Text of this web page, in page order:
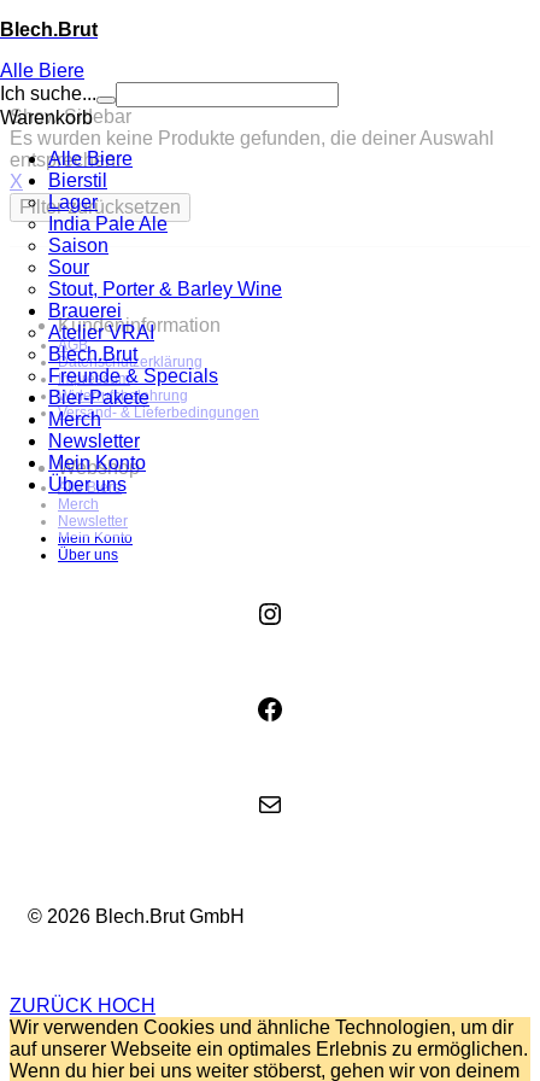
Blech.Brut
Alle Biere
Ich suche...
Warenkorb
Alle Biere
Bierstil
Lager
India Pale Ale
Saison
Sour
Stout, Porter & Barley Wine
Brauerei
Atelier VRAI
Blech.Brut
Freunde & Specials
Bier-Pakete
Merch
Newsletter
Mein Konto
Über uns
Show Sidebar
Es wurden keine Produkte gefunden, die deiner Auswahl
entsprechen.
X
Filter zurücksetzen
Kundeninformation
AGB
Datenschutzerklärung
Impressum
Widerrufsbelehrung
Versand- & Lieferbedingungen
Webshop
Alle Biere
Merch
Newsletter
Mein Konto
Über uns
Instagram
Facebook
E-Mail
© 2026 Blech.Brut GmbH
ZURÜCK HOCH
Wir verwenden Cookies und ähnliche Technologien, um dir
auf unserer Webseite ein optimales Erlebnis zu ermöglichen.
Wenn du hier bei uns weiter stöberst, gehen wir von deinem